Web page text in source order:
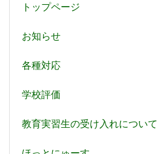
トップページ
お知らせ
各種対応
学校評価
教育実習生の受け入れについて